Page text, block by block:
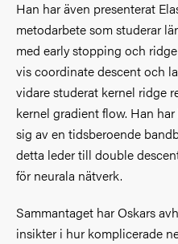
Han har även presenterat
metodarbete som studerar
med early stopping och
vis coordinate descent och
vidare studerat kernel ridge
kernel gradient flow. Han
sig av en tidsberoende
detta leder till double
för neurala nätverk.
Sammantaget har Oskars
insikter i hur komplicerade